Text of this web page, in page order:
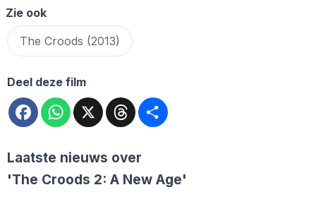
Zie ook
The Croods (2013)
Deel deze film
FacebookWhatsApp
X Threads
Laatste nieuws over
'The Croods 2: A New Age'